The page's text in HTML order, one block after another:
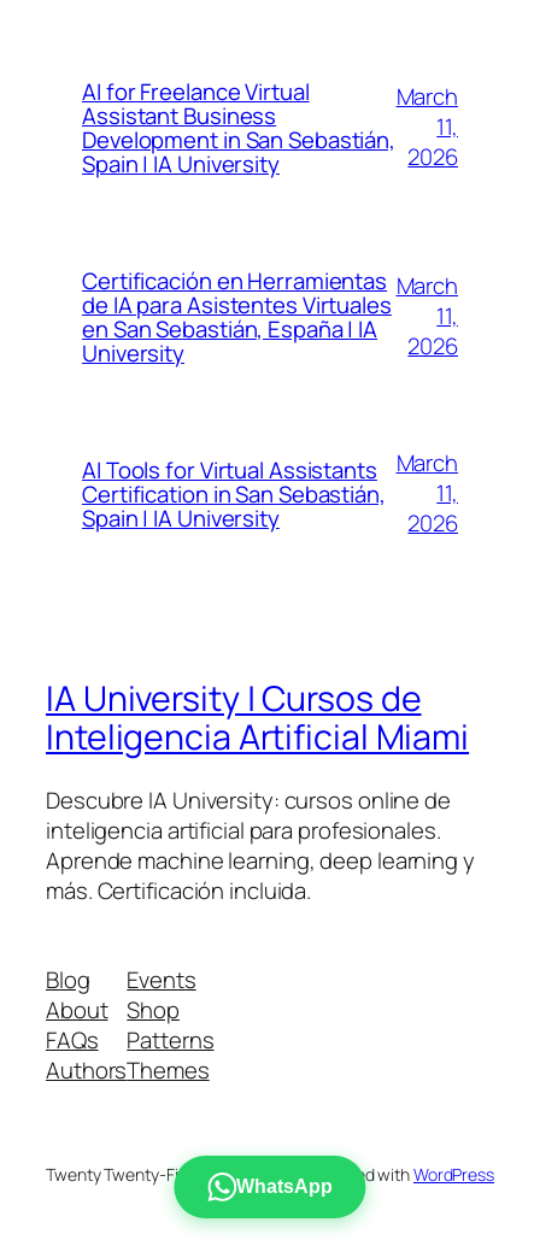
AI for Freelance Virtual
Assistant Business
Development in San Sebastián,
Spain | IA University
March
11,
2026
Certificación en Herramientas
de IA para Asistentes Virtuales
en San Sebastián, España | IA
University
March
11,
2026
AI Tools for Virtual Assistants
Certification in San Sebastián,
Spain | IA University
March
11,
2026
IA University | Cursos de
Inteligencia Artificial Miami
Descubre IA University: cursos online de
inteligencia artificial para profesionales.
Aprende machine learning, deep learning y
más. Certificación incluida.
Blog
About
FAQs
Authors
Events
Shop
Patterns
Themes
Twenty Twenty-Five Designed withWordPress
WhatsApp